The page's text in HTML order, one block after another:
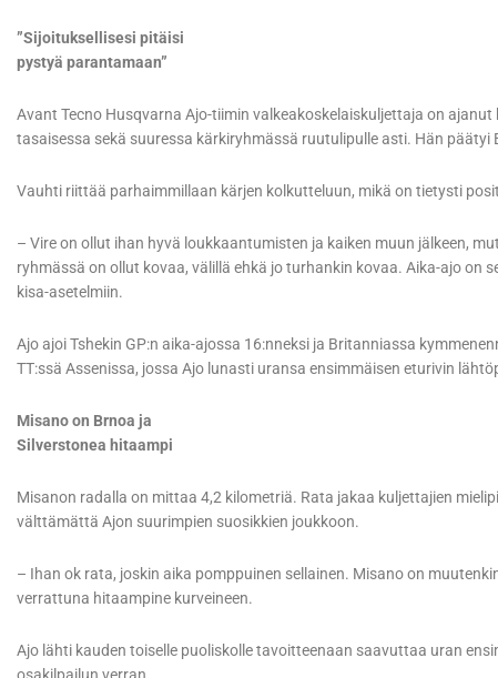
”Sijoituksellisesi pitäisi
pystyä parantamaan”
Avant Tecno Husqvarna Ajo-tiimin valkeakoskelaiskuljettaja on
tasaisessa sekä suuressa kärkiryhmässä ruutulipulle asti. Hän päätyi
Vauhti riittää parhaimmillaan kärjen kolkutteluun, mikä on tietysti
– Vire on ollut ihan hyvä loukkaantumisten ja kaiken muun jälkeen,
ryhmässä on ollut kovaa, välillä ehkä jo turhankin kovaa. Aika-ajo on
kisa-asetelmiin.
Ajo ajoi Tshekin GP:n aika-ajossa 16:nneksi ja Britanniassa
TT:ssä Assenissa, jossa Ajo lunasti uransa ensimmäisen eturivin
Misano on Brnoa ja
Silverstonea hitaampi
Misanon radalla on mittaa 4,2 kilometriä. Rata jakaa kuljettajien
välttämättä Ajon suurimpien suosikkien joukkoon.
– Ihan ok rata, joskin aika pomppuinen sellainen. Misano on
verrattuna hitaampine kurveineen.
Ajo lähti kauden toiselle puoliskolle tavoitteenaan saavuttaa uran